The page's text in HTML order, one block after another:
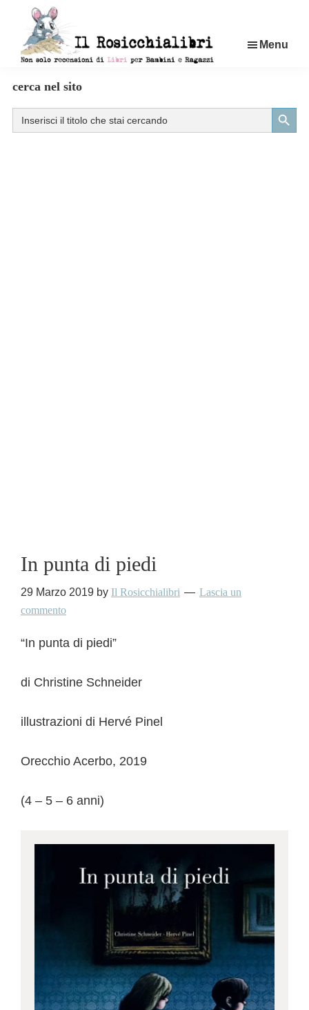
contenuto
di
libri
per
Menu
cerca nel sito
Search
for:
Search Button
In punta di piedi
29 Marzo 2019 by Il Rosicchialibri
Lascia un
commento
“In punta di piedi”
di Christine Schneider
illustrazioni di Hervé Pinel
Orecchio Acerbo, 2019
(4 – 5 – 6 anni)